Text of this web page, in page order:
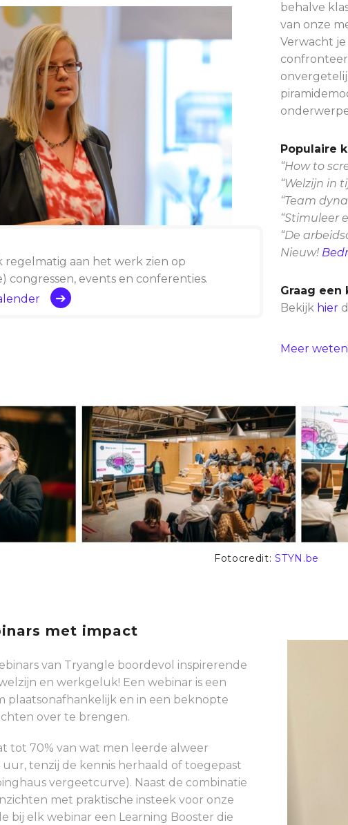
regelmatig aan het werk zien op
congressen, events en conferenties.
behalve
van onze
Verwacht je
Populaire
“How to
“Welzijn in
“Team
“Stimuleer
“De
Nieuw!
Graag een
Bekijk hier
Meer
Fotocredit:STYN.be
met impact
van Tryangle boordevol inspirerende
en werkgeluk! Een webinar is een
plaatsonafhankelijk en in een beknopte
over te brengen.
tot 70% van wat men leerde alweer
tenzij de kennis herhaald of toegepast
vergeetcurve). Naast de combinatie
met praktische insteek voor onze
bij elk webinar een Learning Booster die